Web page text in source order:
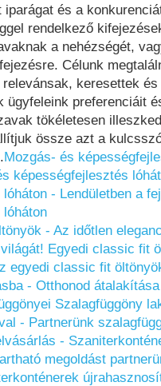
iparágat és a
rendelkező
a nehézségét,
Célunk
keresettek
ügyfeleink preferenciáit
tökéletesen
össze azt a
Mozgás- és
képességfejlesztés
- Lendületben a
- Az időtlen
Egyedi classic fit
egyedi classic fit
- Otthonod
Szalagfüggöny
- Partnerünk
-
megoldást